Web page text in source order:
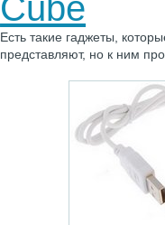
Cube
Есть такие гаджеты,
представляют, но к ним